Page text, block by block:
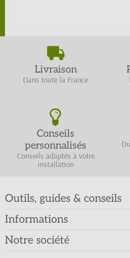
Livraison
Dans toute la France
Conseils
personnalisés
Conseils adaptés à votre
installation
Outils, guides & conseils
Informations
Notre société